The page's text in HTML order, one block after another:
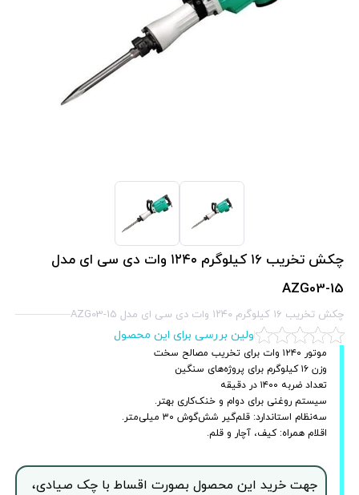
چکش تخریب ۱۶ کیلوگرم ۱۲۴۰ وات دی سی ای مدل
AZG03-15
چکش تخریب ۱۶ کیلوگرم ۱۲۴۰ وات دی سی ای مدل AZG03-15
اولین بررسی برای این محصول
موتور ۱۲۴۰ وات برای تخریب مصالح سخت
وزن ۱۶ کیلوگرم برای پروژه‌های سنگین
تعداد ضربه ۱۴۰۰ در دقیقه
سیستم روغنی برای دوام و خنک‌کاری بهتر.
سه‌نظام استاندارد: قلم‌گیر شش‌گوش ۳۰ میلی‌متر.
اقلام همراه: کیف، آچار و قلم.
جهت خرید این محصول بصورت اقساط با چک صیادی،